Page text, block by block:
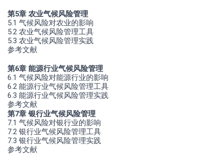
第5章 农业气候风险管理
5.1 气候风险对农业的影响
5.2 农业气候风险管理工具
5.3 农业气候风险管理实践
参考文献
第6章 能源行业气候风险管理
6.1 气候风险对能源行业的影响
6.2 能源行业气候风险管理工具
6.3 能源行业气候风险管理实践
参考文献
第7章 银行业气候风险管理
7.1 气候风险对银行业的影响
7.2 银行业气候风险管理工具
7.3 银行业气候风险管理实践
参考文献